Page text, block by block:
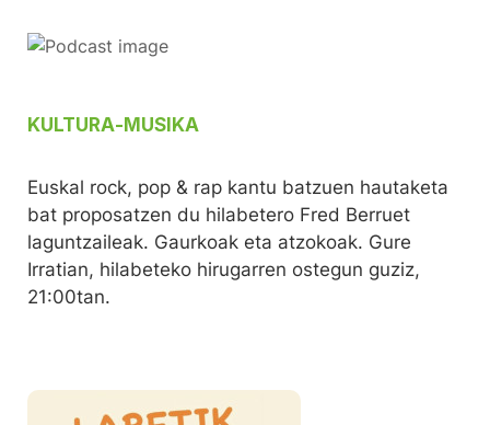
KULTURA-MUSIKA
Euskal rock, pop & rap kantu batzuen hautaketa
bat proposatzen du hilabetero Fred Berruet
laguntzaileak. Gaurkoak eta atzokoak. Gure
Irratian, hilabeteko hirugarren ostegun guziz,
21:00tan.